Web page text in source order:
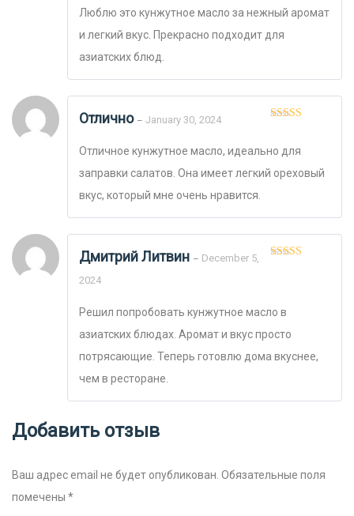
Люблю это кунжутное масло за нежный аромат
и легкий вкус. Прекрасно подходит для
азиатских блюд.
Отлично – January 30, 2024
Отличное кунжутное масло, идеально для
заправки салатов. Она имеет легкий ореховый
вкус, который мне очень нравится.
Дмитрий Литвин – December 5,
2024
Решил попробовать кунжутное масло в
азиатских блюдах. Аромат и вкус просто
потрясающие. Теперь готовлю дома вкуснее,
чем в ресторане.
Добавить отзыв
Ваш адрес email не будет опубликован. Обязательные поля
помечены *